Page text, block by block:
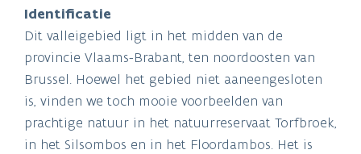
Identificatie
Dit valleigebied ligt in het midden van de
provincie Vlaams-Brabant, ten noordoosten van
Brussel. Hoewel het gebied niet aaneengesloten
is, vinden we toch mooie voorbeelden van
prachtige natuur in het natuurreservaat Torfbroek,
in het Silsombos en in het Floordambos. Het is